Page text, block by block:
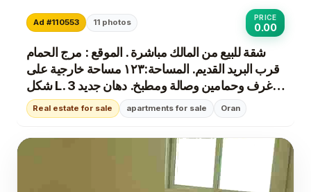
Ad #110553 11 photos
PRICE
0.00
شقة للبيع من المالك مباشرة . الموقع : مرج الحمام
قرب البريد القديم. المساحة:١٢٣ مساحة خارجية على
شكل L. 3 غرف وحمامين وصالة ومطبخ. دهان جديد
الحمامين والمطبخ راكب جديد. امكانية البيع مع
التقسيط بعد دف...
Real estate for sale apartments for sale Oran